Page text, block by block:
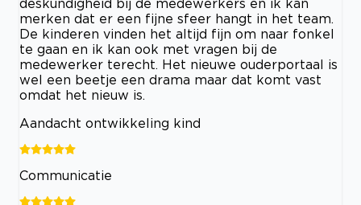
deskundigheid bij de medewerkers en ik kan
merken dat er een fijne sfeer hangt in het team.
De kinderen vinden het altijd fijn om naar fonkel
te gaan en ik kan ook met vragen bij de
medewerker terecht. Het nieuwe ouderportaal is
wel een beetje een drama maar dat komt vast
omdat het nieuw is.
Aandacht ontwikkeling kind
Communicatie